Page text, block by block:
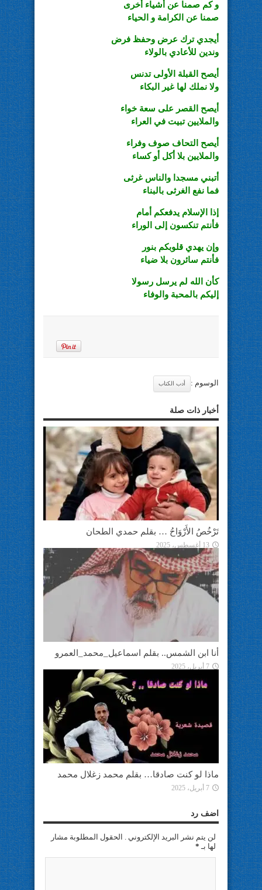
و كم صمنا عن أشياء أخرى
صمنا عن الكرامة و الحياء
أيجدي ترك عرض وحفظ فرض
وندين للأعادي بالولاء
أيصح القبلة الأولى تدنس
ولا نملك لها غير البكاء
أيصح القصر على سعة خواء
والملايين تبيت في العراء
أيصح التحاف صوف وفراء
والملايين بلا أكل أو كساء
أتبني مسجدا والناس غرثى
فما نفع الغرثى بالبناء
إذا الإسلام يدفعكم أمام
فأنتم تنكسون إلى الوراء
وإن يهدي قلوبكم بنور
فأنتم سائرون بلا ضياء
كأن الله لم يرسل رسولا
إليكم بالمحبة والوفاء
الوسوم : أدب الكتاب
أخبار ذات صلة
تَرْخُصُ الأَرْوَاحُ … بقلم حمدي الطحان
13 أغسطس، 2025
أنا ابن الشمس.. بقلم اسماعيل_محمد_العمرو
7 أبريل، 2025
ماذا لو كنت صادقا… بقلم محمد زغلال محمد
7 أبريل، 2025
اضف رد
لن يتم نشر البريد الإلكتروني . الحقول المطلوبة مشار
لها بـ *